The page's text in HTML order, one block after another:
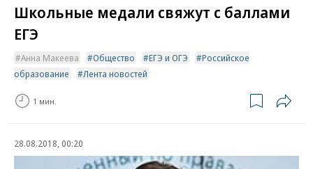
Школьные медали свяжут с баллами
ЕГЭ
Анна Макеева Общество ЕГЭ и ОГЭ
Российское
образование
Лента новостей
1 мин.
28.08.2018, 00:20